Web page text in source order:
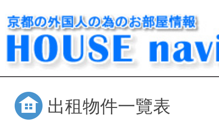
出租物件一覽表